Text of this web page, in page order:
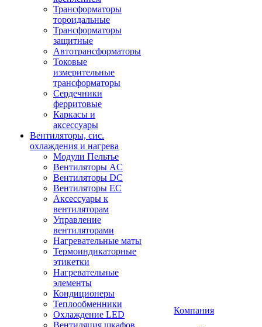
Трансформаторы
тороидальные
Трансформаторы
защитные
Автотрансформаторы
Токовые
измерительные
трансформаторы
Сердечники
ферритовые
Каркасы и
аксессуары
Вентиляторы, сис.
охлаждения и нагрева
Модули Пельтье
Вентиляторы AC
Вентиляторы DC
Вентиляторы EC
Аксессуары к
вентиляторам
Управление
вентиляторами
Нагревательные маты
Термоиндикаторные
этикетки
Нагревательные
элементы
Кондиционеры
Теплообменники
Охлаждение LED
Вентиляция шкафов
Компания